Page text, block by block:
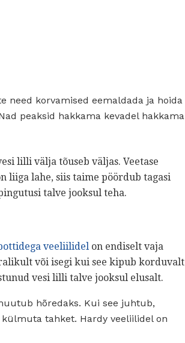
need korvamised eemaldada ja hoida
peaksid hakkama kevadel hakkama
lilli välja tõuseb väljas. Veetase
liiga lahe, siis taime pöördub tagasi
talve jooksul teha.
veeliilidel on endiselt vaja
või isegi kui see kipub korduvalt
vesi lilli talve jooksul elusalt.
hõredaks. Kui see juhtub,
tahket. Hardy veeliilidel on